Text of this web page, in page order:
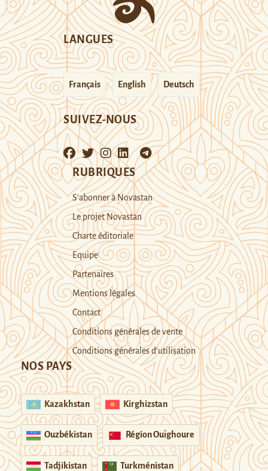
LANGUES
Français English Deutsch
SUIVEZ-NOUS
RUBRIQUES
S’abonner à Novastan
Le projet Novastan
Charte éditoriale
Equipe
Partenaires
Mentions légales
Contact
Conditions générales de vente
Conditions générales d’utilisation
NOS PAYS
Kazakhstan Kirghizstan
Ouzbékistan Région Ouïghoure
Tadjikistan Turkménistan